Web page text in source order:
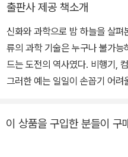
출판사 제공 책소개
신화와 과학으로 밤 하늘을 살펴본다 꿈이 없는 과학은 삭막
류의 과학 기술은 누구나 불가
드는 도전의 역사였다. 비행기,
그러한 예는 일일이 손꼽기 어
람의 상상력을 자극하는 대상도
이 상품을 구입한 분들이 구